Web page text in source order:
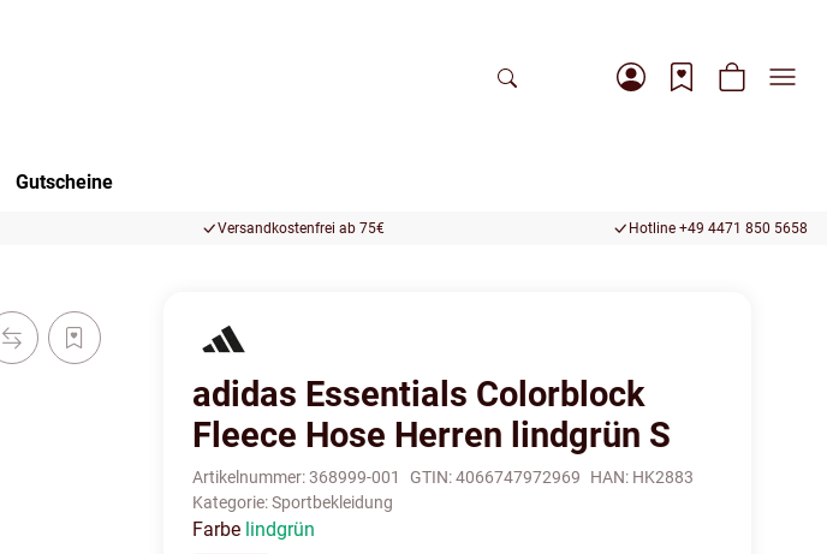
Gutscheine
Versandkostenfrei ab 75€ Hotline +49 4471 850 5658
adidas Essentials Colorblock
Fleece Hose Herren lindgrün S
Artikelnummer:368999-001 GTIN:4066747972969 HAN: HK2883
Kategorie:Sportbekleidung
Farbe lindgrün